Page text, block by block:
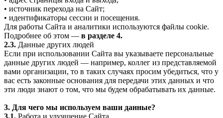
• источник перехода на Сайт;
• идентификаторы сессии и посещения.
Для работы Сайта и аналитики используются файлы cookie.
Подробнее об этом — в разделе 4.
2.3. Данные других людей
Если при использовании Сайта вы указываете персональные
данные других людей — например, коллег из представляемой
вами организации, то в таких случаях просим убедиться, что у
вас есть законные основания для передачи этих данных и что
эти люди знают о том, что мы будем обрабатывать их данные.
3. Для чего мы используем ваши данные?
3.1. Работа и улучшение Сайта